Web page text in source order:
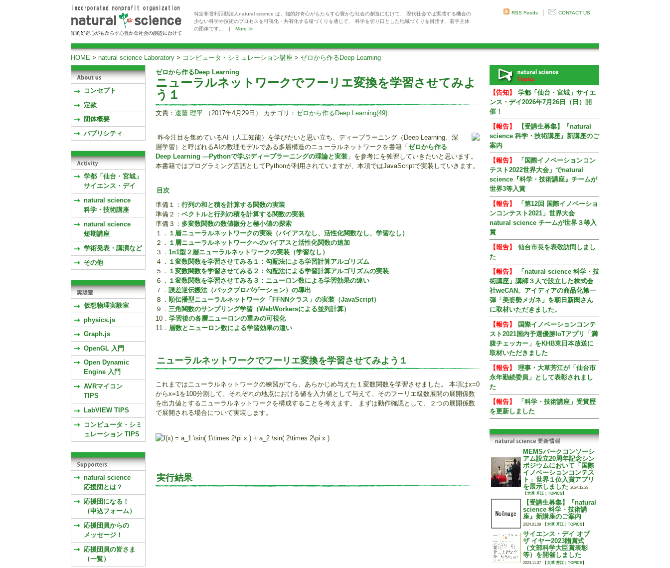
特定非営利活動法人natural science は、知的好奇心がもたらす心豊かな社会の創造にむけて、 現代社会では実感する機会の
少ない科学や技術のプロセスを可視化・共有化する場づくりを通じて、 科学を切り口とした地域づくりを目指す、若手主体
の団体です。 | More ≫
RSS Feeds ｜ CONTACT US
HOME > natural science Laboratory > コンピュータ・シミュレーション講座 > ゼロから作るDeep Learning
ゼロから作るDeep Learning
ニューラルネットワークでフーリエ変換を学習させてみよ
う１
文責： 遠藤 理平 （2017年4月29日） カテゴリ： ゼロから作るDeep Learning(49)
昨今注目を集めているAI（人工知能）を学びたいと思い立ち、ディープラーニング（Deep Learning、深
層学習）と呼ばれるAIの数理モデルである多層構造のニューラルネットワークを書籍「 ゼロから作る
Deep Learning ―Pythonで学ぶディープラーニングの理論と実装 」を参考にを独習していきたいと思います。
本書籍ではプログラミング言語としてPythonが利用されていますが、本項ではJavaScriptで実装していきます。
目次
準備１： 行列の和と積を計算する関数の実装
準備２： ベクトルと行列の積を計算する関数の実装
準備３： 多変数関数の数値微分と極小値の探索
１． １層ニューラルネットワークの実装（バイアスなし、活性化関数なし、学習なし）
２． １層ニューラルネットワークへのバイアスと活性化関数の追加
３． 1n1型２層ニューラルネットワークの実装（学習なし）
４． １変数関数を学習させてみる１：勾配法による学習計算アルゴリズム
５． １変数関数を学習させてみる２：勾配法による学習計算アルゴリズムの実装
６． １変数関数を学習させてみる３：ニューロン数による学習効果の違い
７． 誤差逆伝搬法（バックプロパゲーション）の導出
８． 順伝播型ニューラルネットワーク「FFNNクラス」の実装（JavaScript）
９． 三角関数のサンプリング学習（WebWorkersによる並列計算）
10． 学習後の各層ニューロンの重みの可視化
11． 層数とニューロン数による学習効果の違い
ニューラルネットワークでフーリエ変換を学習させてみよう１
これまではニューラルネットワークの練習がてら、あらかじめ与えた１変数関数を学習させました。 本項はx=0
からx=1を100分割して、それぞれの地点における値を入力値として与えて、そのフーリエ級数展開の展開係数
を出力値とするニューラルネットワークを構成することを考えます。 まずは動作確認として、２つの展開係数
で展開される場合について実装します。
実行結果
コンセプト
定款
団体概要
パブリシティ
学都「仙台・宮城」
サイエンス・デイ
natural science
科学・技術講座
natural science
短期講座
学術発表・講演など
その他
仮想物理実験室
physics.js
Graph.js
OpenGL 入門
Open Dynamic
Engine 入門
AVRマイコン
TIPS
LabVIEW TIPS
コンピュータ・シミ
ュレーション TIPS
natural science
応援団とは？
応援団になる！
（申込フォーム）
応援団員からの
メッセージ！
応援団員の皆さま
（一覧）
【告知】
学都「仙台・宮城」サイエ
ンス・デイ2026年7月26日（日）開
催！
【報告】
【受講生募集】『natural
science 科学・技術講座』新講座のご
案内
【報告】
「国際イノベーションコン
テスト2022世界大会」でnatural
science『科学・技術講座』チームが
世界3等入賞
【報告】
「第12回 国際イノベーショ
ンコンテスト2021」世界大会
natural science チームが世界３等入
賞
【報告】
仙台市長を表敬訪問しまし
た
【報告】
「natural science 科学・技
術講座」講師３人で設立した株式会
社weCAN。アイディアの商品化第一
弾「美姿勢メガネ」を朝日新聞さん
に取材いただきました。
【報告】
国際イノベーションコンテ
スト2021国内予選優勝IoTアプリ「満
腹チェッカー」をKHB東日本放送に
取材いただきました
【報告】
理事・大草芳江が「仙台市
永年勤続委員」として表彰されまし
た
【報告】
「科学・技術講座」受賞歴
を更新しました
MEMSパークコンソーシ
アム設立20周年記念シン
ポジウムにおいて「国際
イノベーションコンテス
ト」世界１位入賞アプリ
を展示しました 2024.12.29
【大草 芳江 TOPICS】
【受講生募集】『natural
science 科学・技術講
座』新講座のご案内
2024.01.09 【大草 芳江 TOPICS】
サイエンス・デイ オブ
ザ イヤー2023贈賞式
（文部科学大臣賞表彰
等）を開催しました
2023.11.07 【大草 芳江 TOPICS】